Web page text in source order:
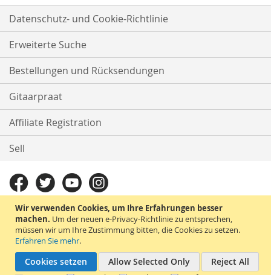
Wir verwenden Cookies, um Ihre Erfahrungen besser
machen. Um der neuen e-Privacy-Richtlinie zu entsprechen,
müssen wir um Ihre Zustimmung bitten, die Cookies zu setzen.
Erfahren Sie mehr.
Cookies setzen Allow Selected Only Reject All
Datenschutz- und Cookie-Richtlinie
Erweiterte Suche
Bestellungen und Rücksendungen
Gitaarpraat
Affiliate Registration
Sell